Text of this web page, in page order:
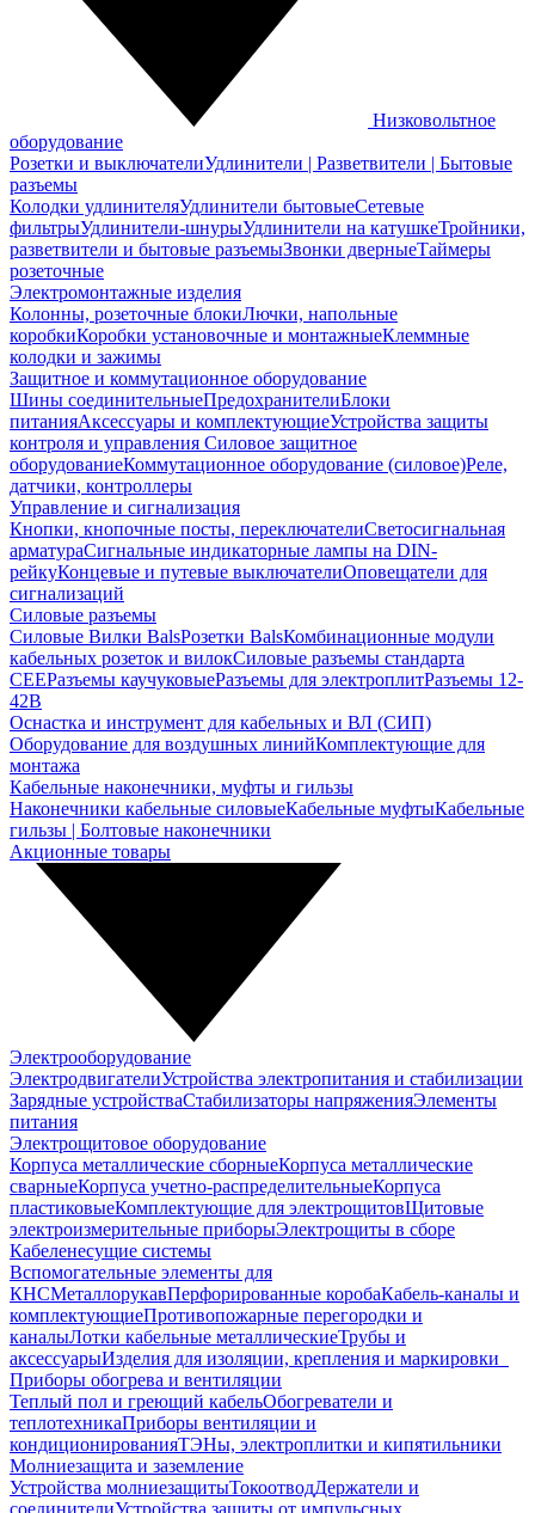
Низковольтное
оборудование
Розетки и выключателиУдлинители | Разветвители | Бытовые
разъемы
Колодки удлинителяУдлинители бытовыеСетевые
фильтрыУдлинители-шнурыУдлинители на катушкеТройники,
разветвители и бытовые разъемыЗвонки дверныеТаймеры
розеточные
Электромонтажные изделия
Колонны, розеточные блокиЛючки, напольные
коробкиКоробки установочные и монтажныеКлеммные
колодки и зажимы
Защитное и коммутационное оборудование
Шины соединительныеПредохранителиБлоки
питанияАксессуары и комплектующиеУстройства защиты
контроля и управления Силовое защитное
оборудованиеКоммутационное оборудование (силовое)Реле,
датчики, контроллеры
Управление и сигнализация
Кнопки, кнопочные посты, переключателиСветосигнальная
арматураСигнальные индикаторные лампы на DIN-
рейкуКонцевые и путевые выключателиОповещатели для
сигнализаций
Силовые разъемы
Силовые Вилки BalsРозетки BalsКомбинационные модули
кабельных розеток и вилокСиловые разъемы стандарта
CEEРазъемы каучуковыеРазъемы для электроплитРазъемы 12-
42В
Оснастка и инструмент для кабельных и ВЛ (СИП)
Оборудование для воздушных линийКомплектующие для
монтажа
Кабельные наконечники, муфты и гильзы
Наконечники кабельные силовыеКабельные муфтыКабельные
гильзы | Болтовые наконечники
Акционные товары
Электрооборудование
ЭлектродвигателиУстройства электропитания и стабилизации
Зарядные устройстваСтабилизаторы напряженияЭлементы
питания
Электрощитовое оборудование
Корпуса металлические сборныеКорпуса металлические
сварныеКорпуса учетно-распределительныеКорпуса
пластиковыеКомплектующие для электрощитовЩитовые
электроизмерительные приборыЭлектрощиты в сборе
Кабеленесущие системы
Вспомогательные элементы для
КНСМеталлорукавПерфорированные коробаКабель-каналы и
комплектующиеПротивопожарные перегородки и
каналыЛотки кабельные металлическиеТрубы и
аксессуарыИзделия для изоляции, крепления и маркировки
Приборы обогрева и вентиляции
Теплый пол и греющий кабельОбогреватели и
теплотехникаПриборы вентиляции и
кондиционированияТЭНы, электроплитки и кипятильники
Молниезащита и заземление
Устройства молниезащитыТокоотводДержатели и
соединителиУстройства защиты от импульсных